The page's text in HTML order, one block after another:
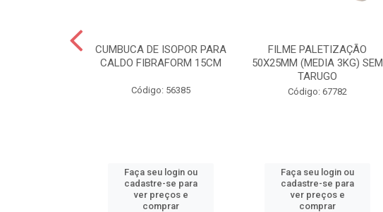
CUMBUCA DE ISOPOR PARA
CALDO FIBRAFORM 15CM
Código: 56385
Faça seu login ou
cadastre-se para
ver preços e
comprar
FILME PALETIZAÇÃO
50X25MM (MEDIA 3KG) SEM
TARUGO
Código: 67782
Faça seu login ou
cadastre-se para
ver preços e
comprar